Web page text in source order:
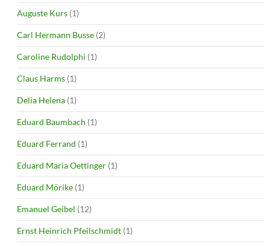
Auguste Kurs (1)
Carl Hermann Busse (2)
Caroline Rudolphi (1)
Claus Harms (1)
Delia Helena (1)
Eduard Baumbach (1)
Eduard Ferrand (1)
Eduard Maria Oettinger (1)
Eduard Mörike (1)
Emanuel Geibel (12)
Ernst Heinrich Pfeilschmidt (1)